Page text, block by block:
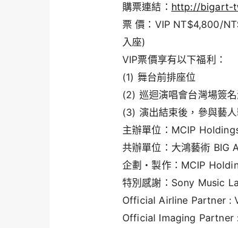
購票連結： http://bigart-
票 價：VIP NT$4,800/
入座)
VIP票價享有以下福利：
(1) 舞台前排座位
(2) 巡迴演唱會台灣場簽
(3) 演出結束後，參與藝
主辦單位：MCIP
共辦單位：大鴻藝術 BIG
企劃・製作：MCIP
特別感謝：Sony Music
Official Airline Partner :
Official Imaging Partner